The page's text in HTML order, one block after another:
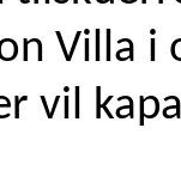
Villa i
vil